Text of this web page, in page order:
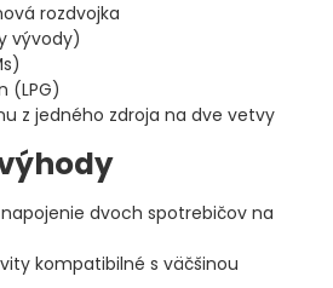
rozdvojka
vývody)
(LPG)
z jedného zdroja na dve vetvy
dvoch spotrebičov na
kompatibilné s väčšinou